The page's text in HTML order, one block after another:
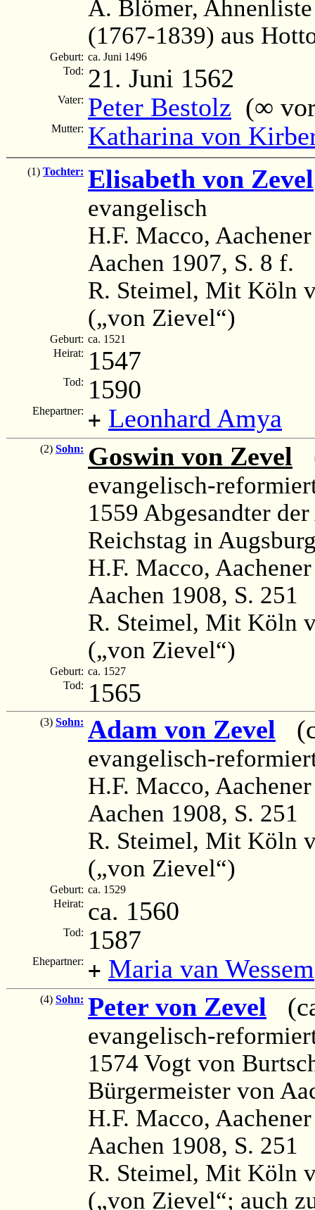
A. Blömer,
(1767-1839) aus
Geburt: ca. Juni 1496
Tod: 21. Juni 1562
Vater: Peter Bestolz (∞
Mutter: Katharina von
(1) Tochter: Elisabeth von Zevel
evangelisch
H.F. Macco,
Aachen 1907, S. 8 f.
R. Steimel, Mit Köln
(„von Zievel“)
Geburt: ca. 1521
Heirat: 1547
Tod: 1590
Ehepartner: + Leonhard Amya
(2) Sohn: Goswin von Zevel
evangelisch-
1559 Abgesandter
Reichstag in
H.F. Macco,
Aachen 1908, S. 251
R. Steimel, Mit Köln
(„von Zievel“)
Geburt: ca. 1527
Tod: 1565
(3) Sohn: Adam von Zevel
evangelisch-
H.F. Macco,
Aachen 1908, S. 251
R. Steimel, Mit Köln
(„von Zievel“)
Geburt: ca. 1529
Heirat: ca. 1560
Tod: 1587
Ehepartner: + Maria van Wessem
(4) Sohn: Peter von Zevel
evangelisch-
1574 Vogt von
Bürgermeister von
H.F. Macco,
Aachen 1908, S. 251
R. Steimel, Mit Köln
(„von Zievel“; auch